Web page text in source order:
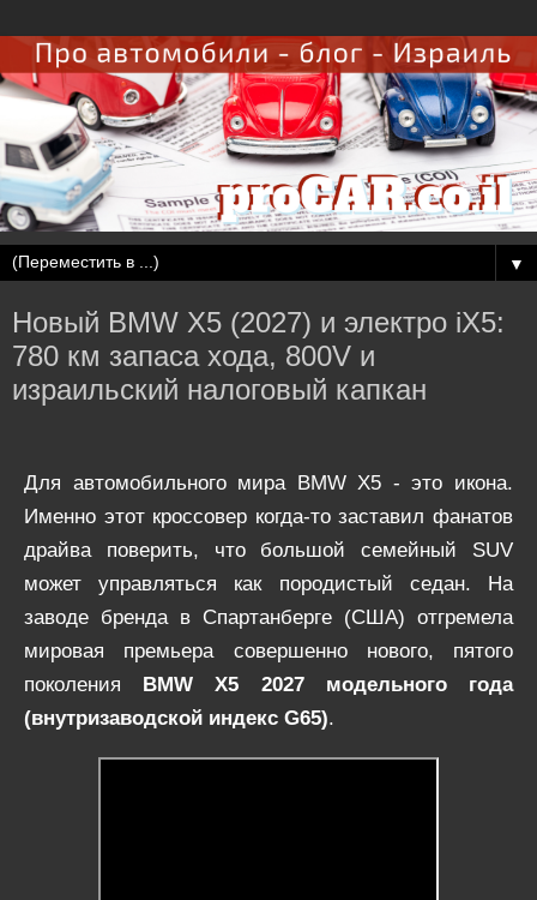
▼
Новый BMW X5 (2027) и электро iX5:
780 км запаса хода, 800V и
израильский налоговый капкан
Для автомобильного мира BMW X5 - это икона.
Именно этот кроссовер когда-то заставил фанатов
драйва поверить, что большой семейный SUV
может управляться как породистый седан. На
заводе бренда в Спартанберге (США) отгремела
мировая премьера совершенно нового, пятого
поколения
BMW X5 2027 модельного года
(внутризаводской индекс G65).